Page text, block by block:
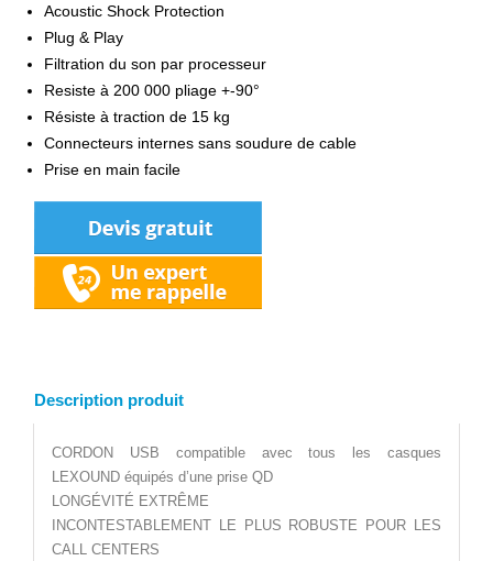
Acoustic Shock Protection
Plug & Play
Filtration du son par processeur
Resiste à 200 000 pliage +-90°
Résiste à traction de 15 kg
Connecteurs internes sans soudure de cable
Prise en main facile
Description produit
CORDON USB compatible avec tous les casques
LEXOUND équipés d’une prise QD
LONGÉVITÉ EXTRÊME
INCONTESTABLEMENT LE PLUS ROBUSTE POUR LES
CALL CENTERS